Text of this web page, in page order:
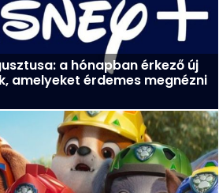
a hónapban érkező új
amelyeket érdemes megnézni